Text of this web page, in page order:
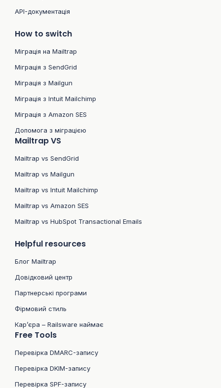
API-документація
How to switch
Міграція на Mailtrap
Міграція з SendGrid
Міграція з Mailgun
Міграція з Intuit Mailchimp
Міграція з Amazon SES
Допомога з міграцією
Mailtrap VS
Mailtrap vs SendGrid
Mailtrap vs Mailgun
Mailtrap vs Intuit Mailchimp
Mailtrap vs Amazon SES
Mailtrap vs HubSpot Transactional Emails
Helpful resources
Блог Mailtrap
Довідковий центр
Партнерські програми
Фірмовий стиль
Кар’єра – Railsware наймає
Free Tools
Перевірка DMARC-запису
Перевірка DKIM-запису
Перевірка SPF-запису